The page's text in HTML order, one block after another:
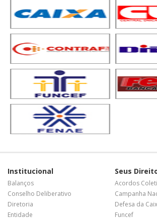
Institucional
Balanços
Conselho Deliberativo
Diretoria
Entidade
Seus
Acordos
Campanha
Defesa da
Funcef